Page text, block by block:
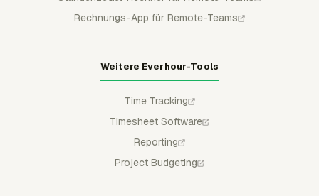
Rechnungs-App für Remote-Teams
Weitere Everhour-Tools
Time Tracking
Timesheet Software
Reporting
Project Budgeting